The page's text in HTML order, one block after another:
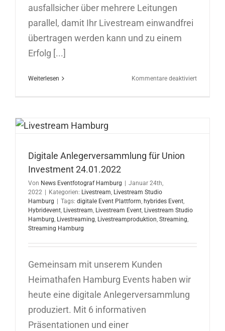
ausfallsicher über mehrere Leitungen
parallel, damit Ihr Livestream einwandfrei
übertragen werden kann und zu einem
Erfolg [...]
Weiterlesen Kommentare deaktiviertfür
Digitale Anlegerversammlung für Union
Investment 24.01.2022
Von News Eventfotograf Hamburg
Januar 24th,
2022
Kategorien: Livestream, Livestream Studio
Hamburg
Tags: digitale Event Plattform, hybrides Event,
Hybridevent, Livestream, Livestream Event, Livestream Studio
Hamburg, Livestreaming, Livestreamproduktion, Streaming,
Streaming Hamburg
Gemeinsam mit unserem Kunden
Heimathafen Hamburg Events haben wir
heute eine digitale Anlegerversammlung
produziert. Mit 6 informativen
Präsentationen und einer